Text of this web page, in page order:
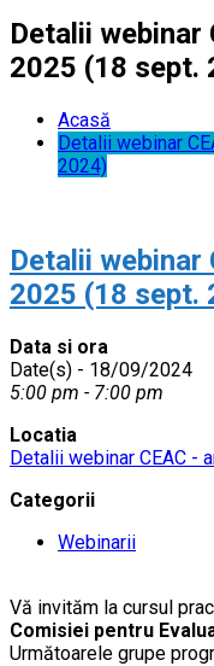
Detalii webinar
2025 (18 sept.
Acasă
Detalii webinar
2024)
Detalii webinar
2025 (18 sept.
Data si ora
Date(s) - 18/09/2024
5:00 pm - 7:00 pm
Locatia
Detalii webinar CEAC -
Categorii
Webinarii
Vă invităm la cursul
Comisiei pentru
Următoarele grupe